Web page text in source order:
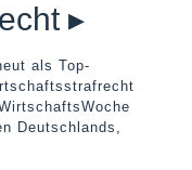
▸
als Top-
Deutschlands,